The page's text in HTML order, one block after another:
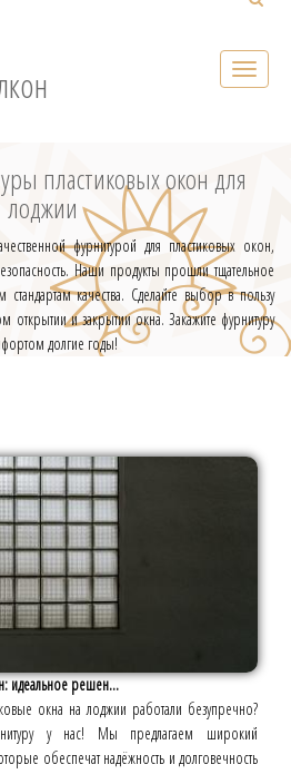
пластиковых окон для
лоджии
фурнитурой для пластиковых окон,
Наши продукты прошли тщательное
стандартам качества. Сделайте выбор в пользу
открытии и закрытии окна. Закажите фурнитуру
долгие годы!
идеальное решен...
окна на лоджии работали безупречно?
у нас! Мы предлагаем широкий
обеспечат надёжность и долговечность